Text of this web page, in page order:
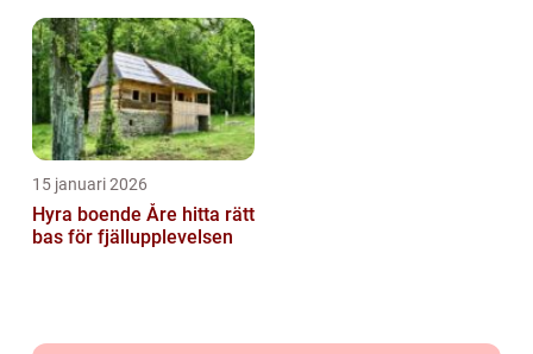
15 januari 2026
Hyra boende Åre hitta rätt
bas för fjällupplevelsen